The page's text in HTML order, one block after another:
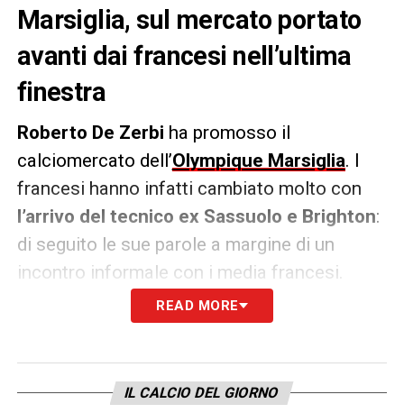
Marsiglia, sul mercato portato
avanti dai francesi nell’ultima
finestra
Roberto De Zerbi ha promosso il
calciomercato dell’Olympique Marsiglia. I
francesi hanno infatti cambiato molto con
l’arrivo del tecnico ex Sassuolo e Brighton:
di seguito le sue parole a margine di un
incontro informale con i media francesi.
Ho vissuto il mercato in modo attivo, sono
Rossi. Sono molto contento del mercato, sia
READ MORE
IL CALCIO DEL GIORNO